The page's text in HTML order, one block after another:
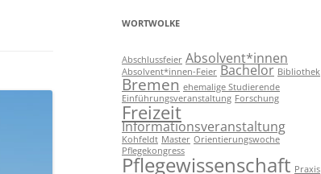
WORTWOLKE
Abschlussfeier Absolvent*innen
Absolvent*innen-Feier Bachelor Bibliothek
Bremen ehemalige Studierende
Einführungsveranstaltung Forschung
Freizeit
Informationsveranstaltung
Kohfeldt Master Orientierungswoche
Pflegekongress
Pflegewissenschaft Praxis